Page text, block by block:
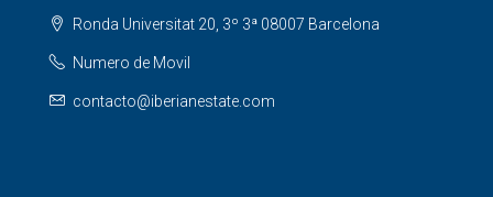
Ronda Universitat 20, 3º 3ª 08007 Barcelona
Numero de Movil
contacto@iberianestate.com